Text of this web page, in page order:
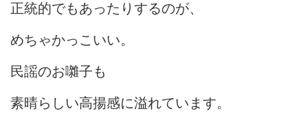
正統的でもあったりするのが、
めちゃかっこいい。
民謡のお囃子も
素晴らしい高揚感に溢れています。